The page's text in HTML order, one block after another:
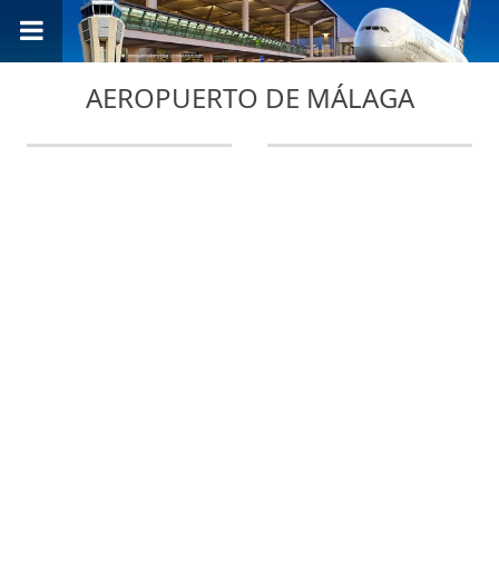
AEROPUERTO DE MÁLAGA